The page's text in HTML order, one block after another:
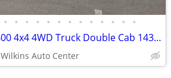
• • • • • • • • • • • • •
2017 GMC Sierra 1500 4x4 4WD Truck Double Cab 143.5 Extended Cab
Wilkins Auto Center